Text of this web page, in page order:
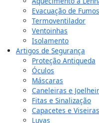
Evacuação de Fumos
Termoventilador
Ventoinhas
Isolamento
Artigos de Segurança
Proteção Antiqueda
Óculos
Máscaras
Caneleiras e
Fitas e Sinalização
Capacetes e Viseiras
Luvas